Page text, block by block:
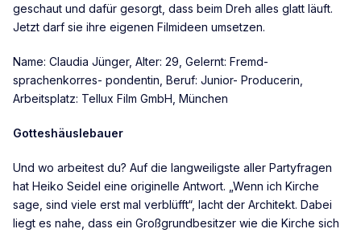
geschaut und dafür gesorgt, dass beim Dreh alles glatt läuft.
Jetzt darf sie ihre eigenen Filmideen umsetzen.
Name: Claudia Jünger, Alter: 29, Gelernt: Fremd-
sprachenkorres- pondentin, Beruf: Junior- Producerin,
Arbeitsplatz: Tellux Film GmbH, München
Gotteshäuslebauer
Und wo arbeitest du? Auf die langweiligste aller Partyfragen
hat Heiko Seidel eine originelle Antwort. „Wenn ich Kirche
sage, sind viele erst mal verblüfft“, lacht der Architekt. Dabei
liegt es nahe, dass ein Großgrundbesitzer wie die Kirche sich